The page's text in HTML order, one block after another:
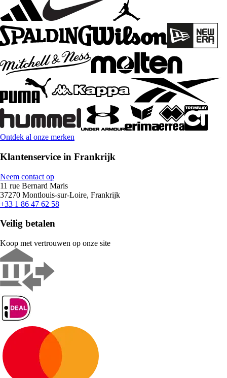
Ontdek al onze merken
Klantenservice in Frankrijk
Neem contact op
11 rue Bernard Maris
37270 Montlouis-sur-Loire, Frankrijk
+33 1 86 47 62 58
Veilig betalen
Koop met vertrouwen op onze site